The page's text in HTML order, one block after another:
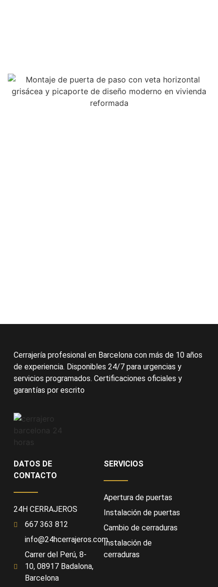
Cerrajería profesional en Barcelona con más de 10 años
de experiencia. Disponibles 24/7 para urgencias y
servicios programados. Certificaciones oficiales y
garantías por escrito
DATOS DE
CONTACTO
24H CERRAJEROS
667 363 812
info@24hcerrajeros.com
Carrer del Perú, 8-
10, 08917 Badalona,
Barcelona
SERVICIOS
Apertura de puertas
Instalación de puertas
Cambio de cerraduras
Instalación de
cerraduras